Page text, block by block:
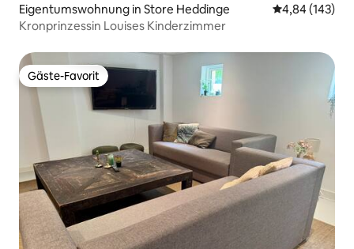
Eigentumswohnung in Store Heddinge
4,84 (143)
Kronprinzessin Louises Kinderzimmer
Gäste-Favorit
Gäste-Favorit